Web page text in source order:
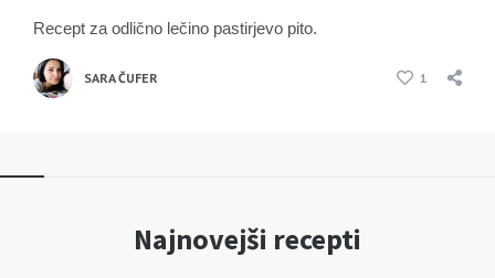
Recept za odlično lečino pastirjevo pito.
SARA ČUFER 1
Najnovejši recepti